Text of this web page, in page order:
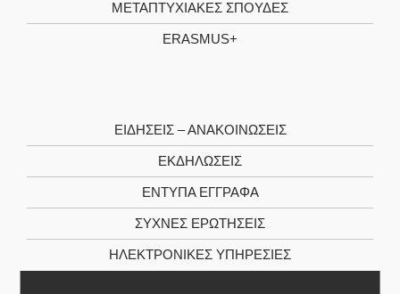
ΜΕΤΑΠΤΥΧΙΑΚΈΣ ΣΠΟΥΔΈΣ
ERASMUS+
ΕΙΔΉΣΕΙΣ – ΑΝΑΚΟΙΝΏΣΕΙΣ
ΕΚΔΗΛΏΣΕΙΣ
ΈΝΤΥΠΑ ΈΓΓΡΑΦΑ
ΣΥΧΝΈΣ ΕΡΩΤΉΣΕΙΣ
ΗΛΕΚΤΡΟΝΙΚΈΣ ΥΠΗΡΕΣΊΕΣ